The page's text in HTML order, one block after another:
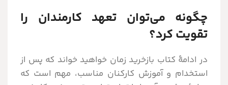
چگونه می‌توان تعهد کارمندان را
تقویت کرد؟
در ادامۀ کتاب بازخرید زمان خواهید خواند که پس از
استخدام و آموزش کارکنان مناسب، مهم است که